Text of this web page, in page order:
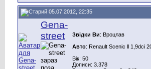
05.07.2012, 22:35
Gena-
street
Звідки Ви: Вроцлав
Авто: Renault Scenic ll 1,9dci
Вік: 50
Дописи: 3.378